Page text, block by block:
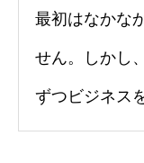
最初はなかな
せん。しかし
ずつビジネス